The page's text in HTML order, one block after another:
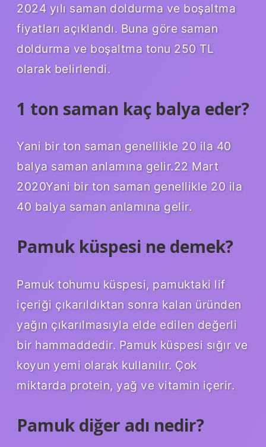
2024 yılı saman doldurma ve boşaltma
fiyatları açıklandı. Buna göre saman
doldurma ve boşaltma tonu 250 TL
olarak belirlendi.
1 ton saman kaç balya eder?
Yani bir ton saman genellikle 20 ila 40
balya saman anlamına gelir.22 Mart
2020Yani bir ton saman genellikle 20 ila
40 balya saman anlamına gelir.
Pamuk küspesi ne demek?
Pamuk tohumu küspesi, pamuktaki lif
içeriği çıkarıldıktan sonra kalan üründen
yağın çıkarılmasıyla elde edilen değerli
bir hammaddedir. Pamuk küspesi sığır ve
koyun yemi olarak kullanılır. Çok
miktarda protein, yağ ve vitamin içerir.
Pamuk diğer adı nedir?